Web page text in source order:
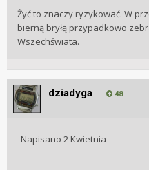
Zauważyłem też, że
Zegarek w większości czasu
nigdzie uderzony, nie
Żyć to znaczy ryzykować. W
bierną bryłą przypadkowo
Wszechświata.
dziadyga 48
Napisano 2 Kwietnia